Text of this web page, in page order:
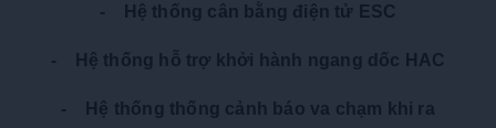
- Hệ thống cân bằng điện tử ESC
- Hệ thống hỗ trợ khởi hành ngang dốc HAC
- Hệ thống thống cảnh báo va chạm khi ra